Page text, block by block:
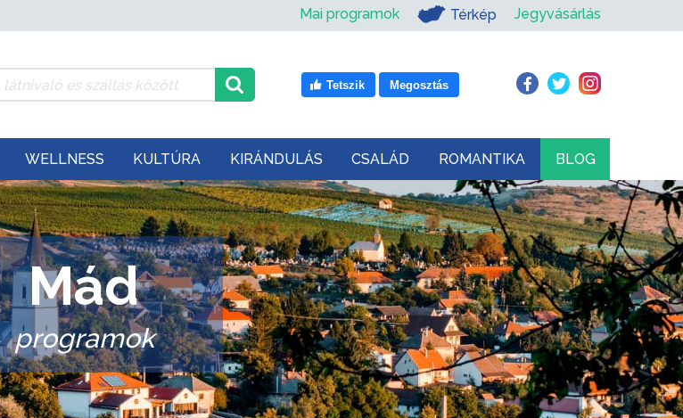
Mai programok Térkép Jegyvásárlás
Tetszik Megosztás
WELLNESS KULTÚRA KIRÁNDULÁS CSALÁD ROMANTIKA BLOG
Mád
programok